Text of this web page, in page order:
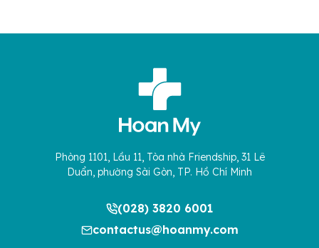
Phòng 1101, Lầu 11, Tòa nhà Friendship, 31 Lê
Duẩn, phường Sài Gòn, TP. Hồ Chí Minh
(028) 3820 6001
contactus@hoanmy.com